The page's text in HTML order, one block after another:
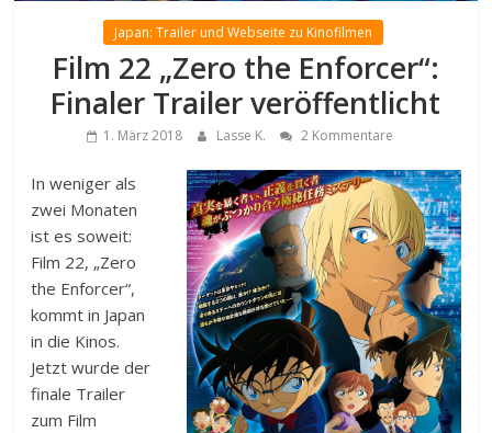
Japan: Trailer und Webseite zu Kinofilmen
Film 22 „Zero the Enforcer“:
Finaler Trailer veröffentlicht
1. März 2018 Lasse K. 2 Kommentare
In weniger als
zwei Monaten
ist es soweit:
Film 22, „Zero
the Enforcer“,
kommt in Japan
in die Kinos.
Jetzt wurde der
finale Trailer
zum Film